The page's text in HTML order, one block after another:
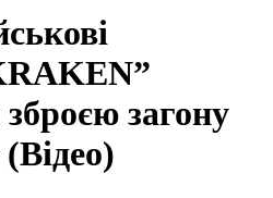
загону